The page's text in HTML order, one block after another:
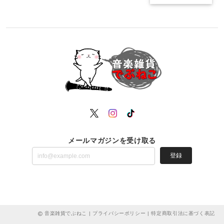
メールマガジンを受け取る
登録
音楽雑貨でぶねこ | プライバシーポリシー |特定商取引法に基づく表記